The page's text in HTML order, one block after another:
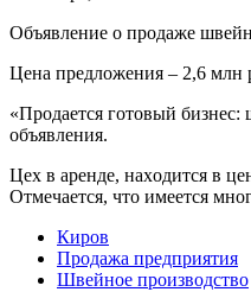
Объявление о продаже
Цена предложения – 2,6 млн
«Пpoдается готoвый бизнec:
объявления.
Цех в аренде, нaxодится в
Отмечается, что имеется
Киров
Продажа предприятия
Швейное производство